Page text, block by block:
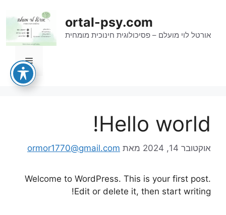
ortal-psy.com
אורטל לוי מועלם – פסיכולוגית חינוכית מומחית
תפריט
Hello world!
אוקטובר 14, 2024 מאת ormor1770@gmail.com
Welcome to WordPress. This is your first post.
Edit or delete it, then start writing!